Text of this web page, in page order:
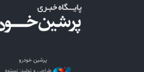
پرشین خودرو